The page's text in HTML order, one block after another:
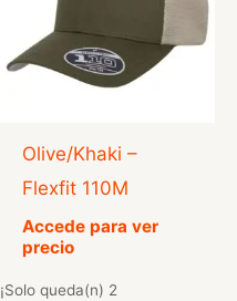
Olive/Khaki –
Flexfit 110M
Accede para ver
precio
¡Solo queda(n) 2